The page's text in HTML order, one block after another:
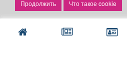
Что такое cookie
Рекламодателям: